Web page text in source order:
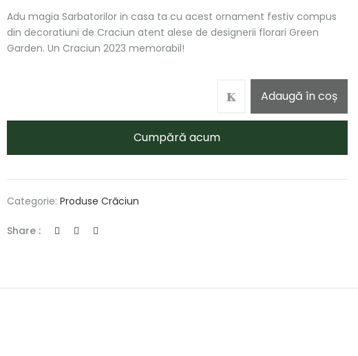
Adu magia Sarbatorilor in casa ta cu acest ornament festiv compus
din decoratiuni de Craciun atent alese de designerii florari Green
Garden. Un Craciun 2023 memorabil!
Adaugă în coș
Cumpără acum
Categorie: Produse Crăciun
Share :